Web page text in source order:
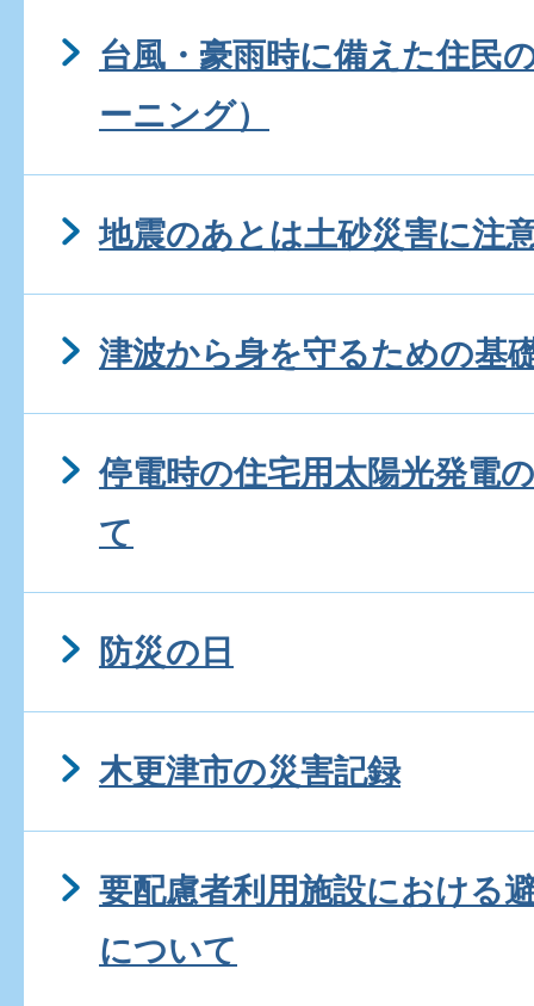
台風・豪雨時に備えた住民
ーニング）
地震のあとは土砂災害に注
津波から身を守るための基
停電時の住宅用太陽光発電
て
防災の日
木更津市の災害記録
要配慮者利用施設における
について